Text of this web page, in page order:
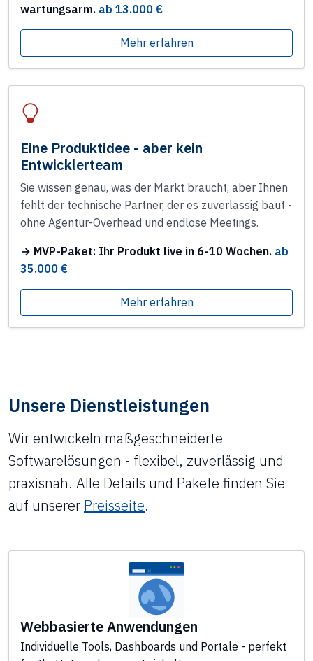
wartungsarm. ab 13.000 €
Mehr erfahren
Eine Produktidee - aber kein
Entwicklerteam
Sie wissen genau, was der Markt braucht, aber Ihnen
fehlt der technische Partner, der es zuverlässig baut -
ohne Agentur-Overhead und endlose Meetings.
→ MVP-Paket: Ihr Produkt live in 6-10 Wochen. ab
35.000 €
Mehr erfahren
Unsere Dienstleistungen
Wir entwickeln maßgeschneiderte
Softwarelösungen - flexibel, zuverlässig und
praxisnah. Alle Details und Pakete finden Sie
auf unserer Preisseite.
Webbasierte Anwendungen
Individuelle Tools, Dashboards und Portale - perfekt